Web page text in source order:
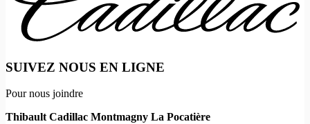
SUIVEZ NOUS EN LIGNE
Pour nous joindre
Thibault Cadillac Montmagny La Pocatière